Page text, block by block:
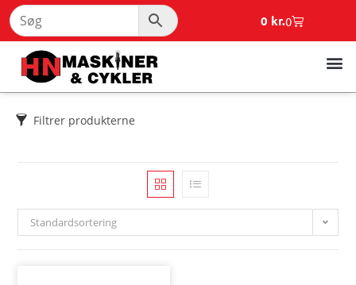
0 kr.0
Filtrer produkterne
Standardsortering